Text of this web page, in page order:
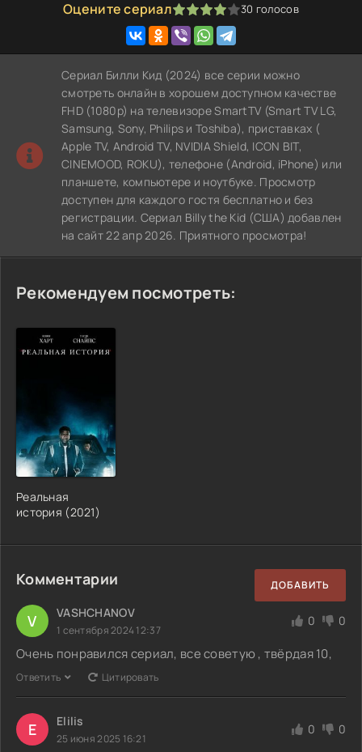
Оцените сериал
1 2 3 4 5 30 голосов
Сериал Билли Кид (2024) все серии можно
смотреть онлайн в хорошем доступном качестве
FHD (1080p) на телевизоре SmartTV (Smart TV LG,
Samsung, Sony, Philips и Toshiba), приставках (
Apple TV, Android TV, NVIDIA Shield, ICON BIT,
CINEMOOD, ROKU), телефоне (Android, iPhone) или
планшете, компьютере и ноутбуке. Просмотр
доступен для каждого гостя бесплатно и без
регистрации. Сериал Billy the Kid (США) добавлен
на сайт 22 апр 2026. Приятного просмотра!
Рекомендуем посмотреть:
Реальная
история (2021)
Комментарии ДОБАВИТЬ
V VASHCHANOV
1 сентября 2024 12:37
0 0
Очень понравился сериал, все советую , твёрдая 10,
Ответить Цитировать
E Elilis
25 июня 2025 16:21
0 0